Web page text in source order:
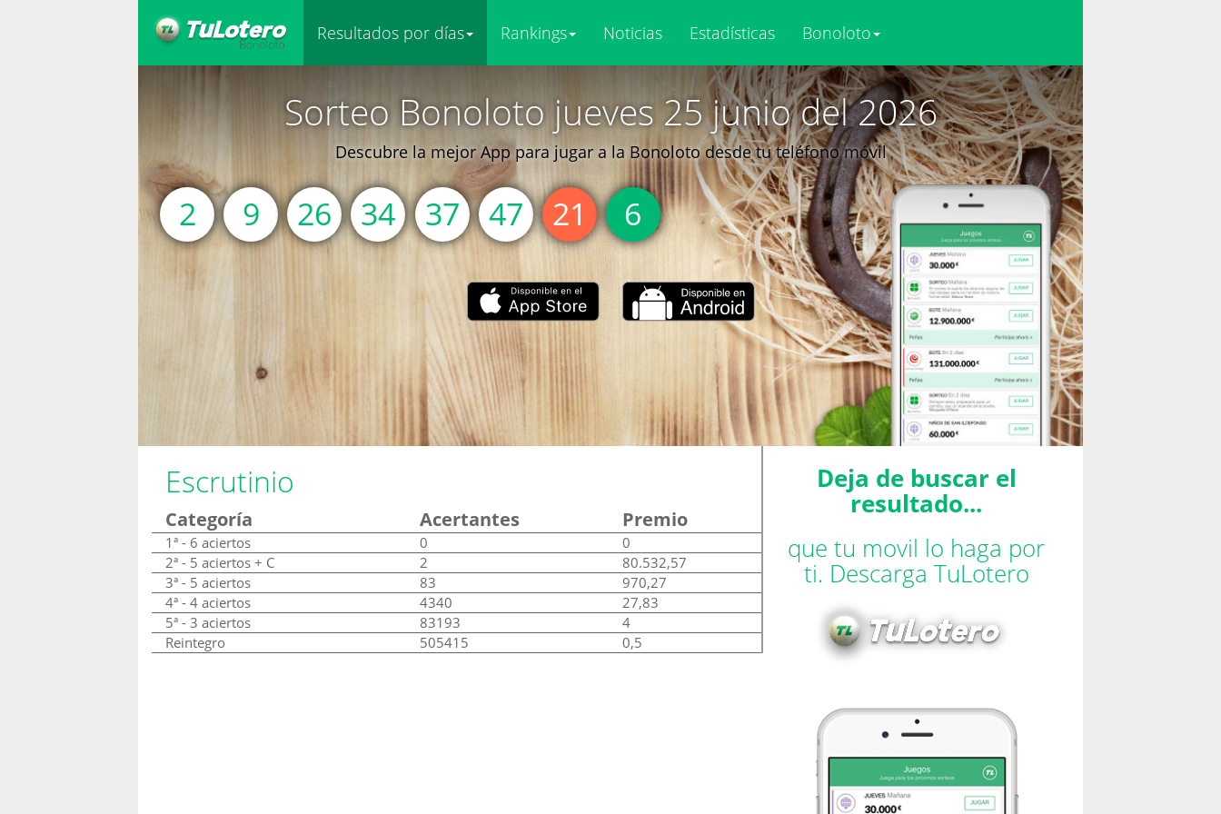
Resultados por días Rankings Noticias Estadísticas Bonoloto
Sorteo Bonoloto jueves 25 junio del 2026
Descubre la mejor App para jugar a la Bonoloto desde tu teléfono móvil
2 9 26 34 37 47 21 6
Escrutinio
Categoría Acertantes Premio
1ª - 6 aciertos 0
0
2ª - 5 aciertos + C
2
80.532,57
3ª - 5 aciertos
83
970,27
4ª - 4 aciertos
4340
27,83
5ª - 3 aciertos
83193
4
Reintegro
505415 0,5
Deja de buscar el
resultado...
que tu movil lo haga por
ti. Descarga TuLotero